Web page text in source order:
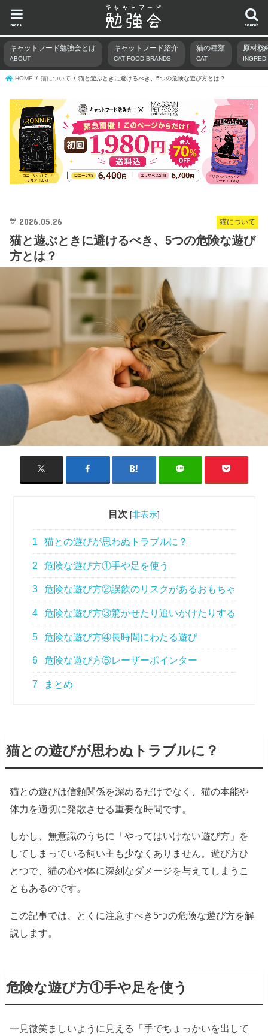
search
menu
キャットフード勉強会とは
ABOUT
キャットフード紹介
CAT FOOD BRANDS
猫の種類
CAT
原材料
HOME 猫について 猫と遊ぶときに避けるべき、5つの危険な遊び方とは？
猫について
2026.05.26
猫と遊ぶときに避けるべき、5つの危険な遊び
方とは？
目次 [非表示]
1 猫との遊びが思わぬトラブルに？
2 危険な遊び方①手や足を使う
3 危険な遊び方②誤飲のリスクがあるおもちゃ
4 危険な遊び方③驚かせたり追いかけたりする
5 危険な遊び方④長時間にわたる遊び
6 危険な遊び方⑤レーザーポインター
7 まとめ
猫との遊びが思わぬトラブルに？
猫との遊びは信頼関係を深めるだけでなく、猫の本能や
体力を適切に発散させる重要な時間です。
しかし、無意識のうちに「やってはいけない遊び方」を
してしまっている飼い主も少なくありません。遊び方ひ
とつで、猫の心や体に深刻なダメージを与えてしまうこ
ともあるのです。
この記事では、とくに注意すべき5つの危険な遊び方を解
説します。
危険な遊び方①手や足を使う
一見微笑ましいように見える「手でちょっかいを出して